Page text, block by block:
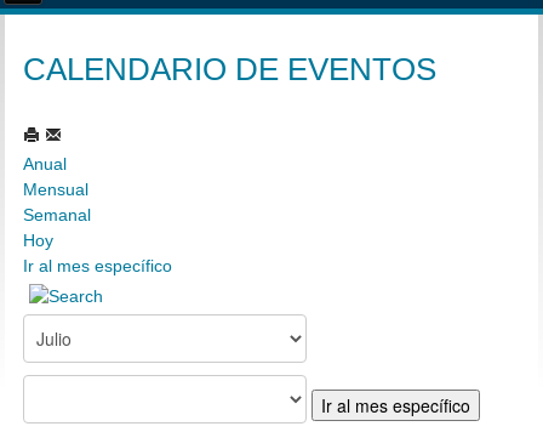
CALENDARIO DE EVENTOS
Anual
Mensual
Semanal
Hoy
Ir al mes específico
Ir al mes específico